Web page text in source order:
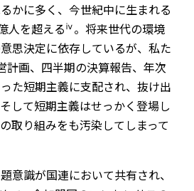
かに多く、今世紀中に生まれる
人を超えるⅳ。将来世代の環境
思決定に依存しているが、私た
計画、四半期の決算報告、年次
た短期主義に支配され、抜け出
して短期主義はせっかく登場し
取り組みをも汚染してしまって
意識が国連において共有され、